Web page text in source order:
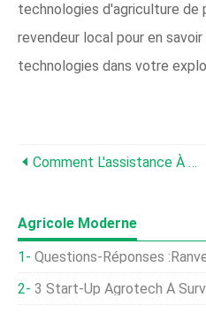
technologies d'agriculture
revendeur local pour en
technologies dans votre
Comment L'assistance À Distance Vous Simplifie La Vie
Agricole Moderne
Questions-Réponses
3 Start-Up Agrotech À